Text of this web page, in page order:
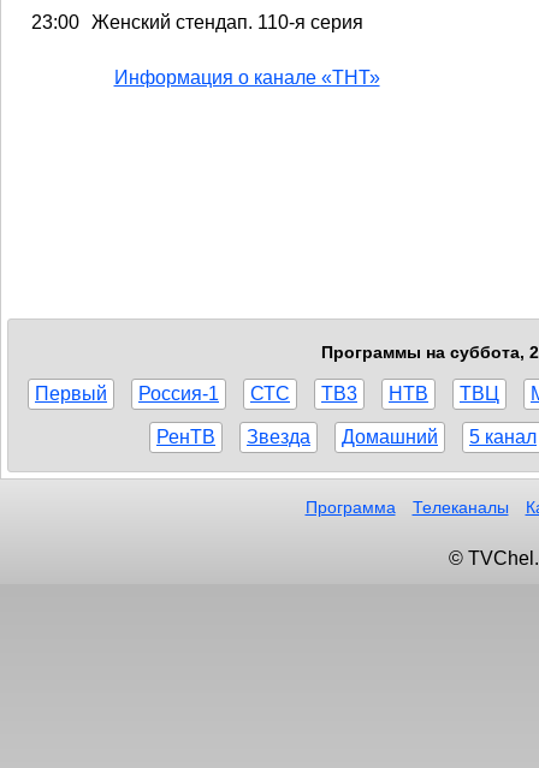
23:00 Женский стендап. 110-я серия
Информация о канале «ТНТ»
Программы на суббота,
Первый Россия-1 СТС ТВ3 НТВ ТВЦ
РенТВ Звезда Домашний 5 канал
Программа Телеканалы
©